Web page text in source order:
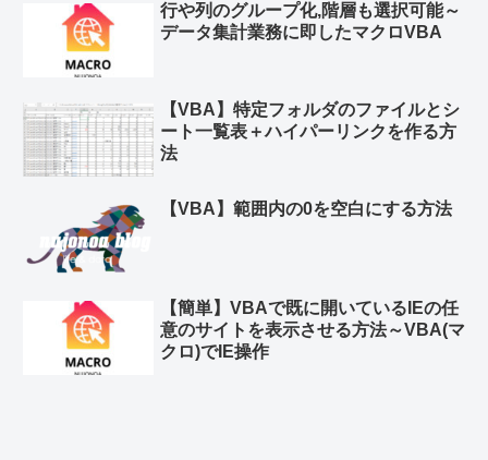
行や列のグループ化,階層も選択可能～
データ集計業務に即したマクロVBA
【VBA】特定フォルダのファイルとシ
ート一覧表＋ハイパーリンクを作る方
法
【VBA】範囲内の0を空白にする方法
【簡単】VBAで既に開いているIEの任
意のサイトを表示させる方法～VBA(マ
クロ)でIE操作